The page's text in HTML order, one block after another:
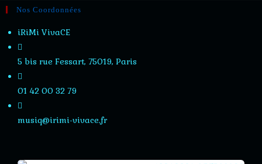
Nos Coordonnées
iRiMi VivaCE
5 bis rue Fessart, 75019, Paris
01 42 00 32 79
musiq@irimi-vivace.fr